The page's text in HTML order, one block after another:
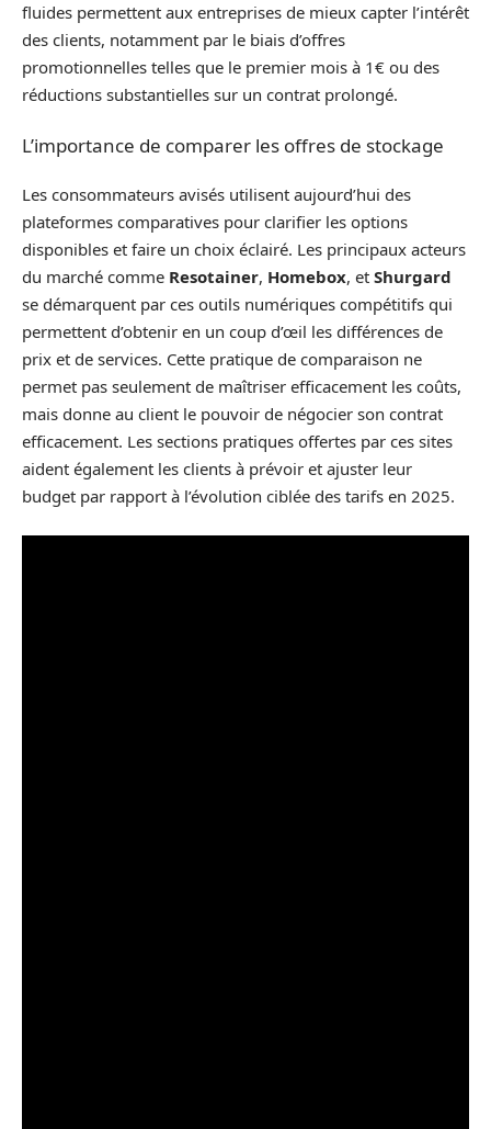
fluides permettent aux entreprises de mieux capter l’intérêt
des clients, notamment par le biais d’offres
promotionnelles telles que le premier mois à 1€ ou des
réductions substantielles sur un contrat prolongé.
L’importance de comparer les offres de stockage
Les consommateurs avisés utilisent aujourd’hui des
plateformes comparatives pour clarifier les options
disponibles et faire un choix éclairé. Les principaux acteurs
du marché comme Resotainer, Homebox, et Shurgard
se démarquent par ces outils numériques compétitifs qui
permettent d’obtenir en un coup d’œil les différences de
prix et de services. Cette pratique de comparaison ne
permet pas seulement de maîtriser efficacement les coûts,
mais donne au client le pouvoir de négocier son contrat
efficacement. Les sections pratiques offertes par ces sites
aident également les clients à prévoir et ajuster leur
budget par rapport à l’évolution ciblée des tarifs en 2025.